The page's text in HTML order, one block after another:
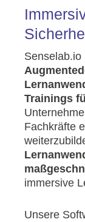
Senselab.io
Trainings
Fachkräfte
immersive
Unsere